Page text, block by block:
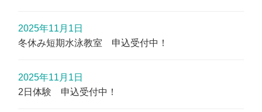
2025年11月1日
冬休み短期水泳教室 申込受付中！
2025年11月1日
2日体験 申込受付中！